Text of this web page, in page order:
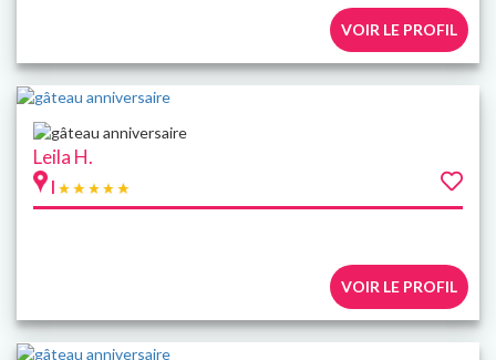
VOIR LE PROFIL
Leila H.
|
VOIR LE PROFIL